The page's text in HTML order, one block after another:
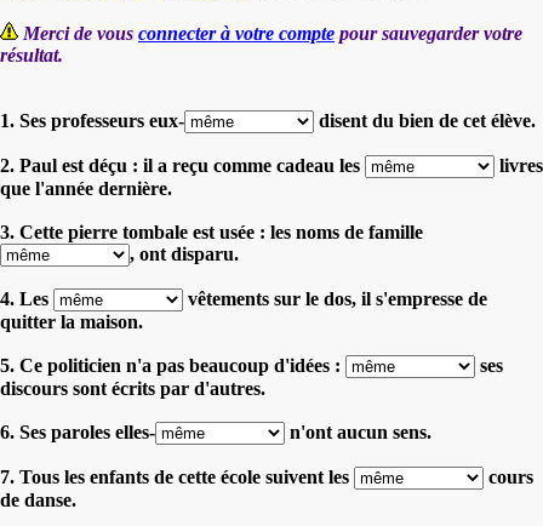
Merci de vous connecter à votre compte pour sauvegarder votre
résultat.
1. Ses professeurs eux- disent du bien de cet élève.
2. Paul est déçu : il a reçu comme cadeau les
livres
que l'année dernière.
3. Cette pierre tombale est usée : les noms de famille
, ont disparu.
4. Les
vêtements sur le dos, il s'empresse de
quitter la maison.
5. Ce politicien n'a pas beaucoup d'idées :
ses
discours sont écrits par d'autres.
6. Ses paroles elles- n'ont aucun sens.
7. Tous les enfants de cette école suivent les
cours
de danse.